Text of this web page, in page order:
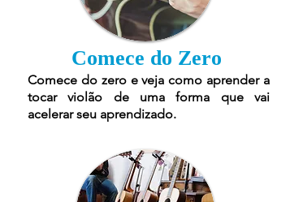
Comece do Zero
Comece do zero e veja como aprender a
tocar violão de uma forma que vai
acelerar seu aprendizado.